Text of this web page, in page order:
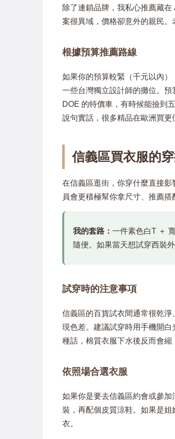
除了連鎖品牌，我私心推薦藏
案很異域，價格卻意外的親民。
根據預算推薦路線
如果你的預算較緊（千元以內
一些台灣獨立設計師的攤位。
DOE 的特價車，有時候能撿到
說句實話，很多精品在歐洲買更
信義區買衣服的
在信義區逛街，你穿什麼直接
員會更積極幫你拿尺寸、推薦
我的套路： 一件素色白T ＋
隨便。如果當天想試穿西裝
試穿時的注意事項
信義區的百貨試衣間通常很乾
現色差。建議試穿時用手機開
種話，棉質衣服下水後反而會縮
依照場合選衣服
如果你是要去信義區約會或參
裝，再配個皮質涼鞋。如果是
衣。